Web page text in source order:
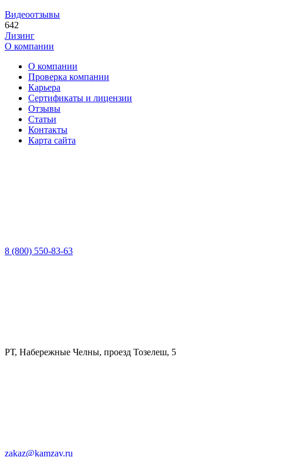
Видеоотзывы
642
Лизинг
О компании
О компании
Проверка компании
Карьера
Сертификаты и лицензии
Отзывы
Статьи
Контакты
Карта сайта
8 (800) 550-83-63
РТ, Набережные Челны, проезд Тозелеш, 5
zakaz@kamzav.ru